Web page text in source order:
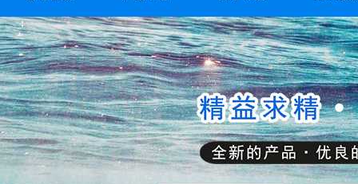
磁力泵
离心泵
自吸泵
排污泵
管道泵
公司简介
企业文化
服务中心
研发团队
工程案